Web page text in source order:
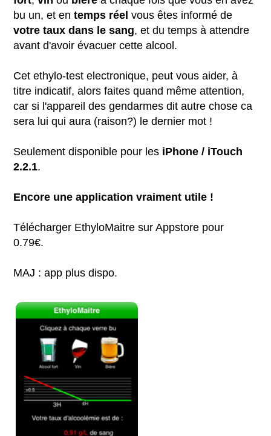
bu un, et entemps réel vous êtes informé de
votre taux dans le sang, et du temps à attendre
avant d'avoir évacuer cette alcool.
Cet ethylo-test electronique, peut vous aider, à
titre indicatif, alors faites quand même attention,
car si l'appareil des gendarmes dit autre chose ca
sera lui qui aura (raison?) le dernier mot !
Seulement disponible pour les iPhone / iTouch
2.2.1.
Encore une application vraiment utile !
Télécharger EthyloMaitre sur Appstore pour
0.79€.
MAJ : app plus dispo.